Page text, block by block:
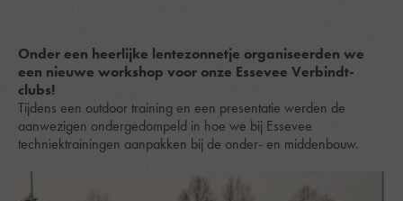
Onder een heerlijke lentezonnetje organiseerden we
een nieuwe workshop voor onze Essevee Verbindt-
clubs!
Tijdens een outdoor training en een presentatie werden de
aanwezigen ondergedompeld in hoe we bij Essevee
techniektrainingen aanpakken bij de onder- en middenbouw.